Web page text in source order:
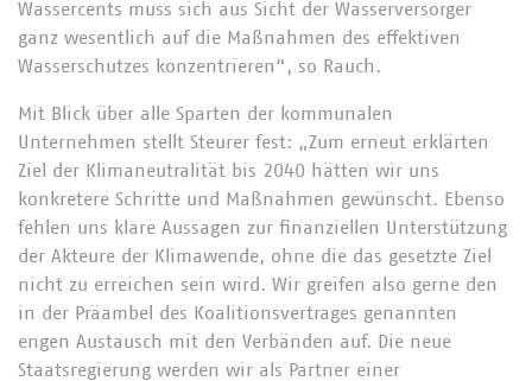
Wassercents muss sich aus Sicht der Wasserversorger
ganz wesentlich auf die Maßnahmen des effektiven
Wasserschutzes konzentrieren“, so Rauch.
Mit Blick über alle Sparten der kommunalen
Unternehmen stellt Steurer fest: „Zum erneut erklärten
Ziel der Klimaneutralität bis 2040 hätten wir uns
konkretere Schritte und Maßnahmen gewünscht. Ebenso
fehlen uns klare Aussagen zur finanziellen Unterstützung
der Akteure der Klimawende, ohne die das gesetzte Ziel
nicht zu erreichen sein wird. Wir greifen also gerne den
in der Präambel des Koalitionsvertrages genannten
engen Austausch mit den Verbänden auf. Die neue
Staatsregierung werden wir als Partner einer